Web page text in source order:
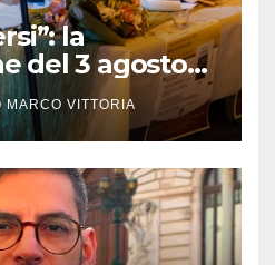
la
del 3 agosto
MARCO VITTORIA